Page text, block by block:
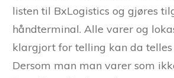
listen til BxLogistics og gjøres
håndterminal. Alle varer og
klargjort for telling kan da
Dersom man man varer som